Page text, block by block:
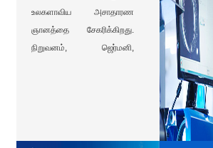
உலகளாவிய அசாதாரண
ஞானத்தை சேகரிக்கிறது.
நிறுவனம், ஜெர்மனி,